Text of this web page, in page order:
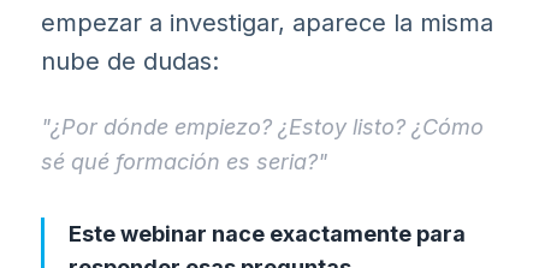
empezar a investigar, aparece la misma
nube de dudas:
"¿Por dónde empiezo? ¿Estoy listo? ¿Cómo
sé qué formación es seria?"
Este webinar nace exactamente para